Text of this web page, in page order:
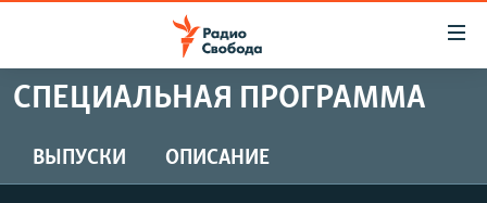
упрощенного
Вернуться
к
ПРОГРАММЫ
ПОДКАСТЫ
СПЕЦИАЛЬНАЯ ПРОГРАММА
ВЫПУСКИ ОПИСАНИЕ